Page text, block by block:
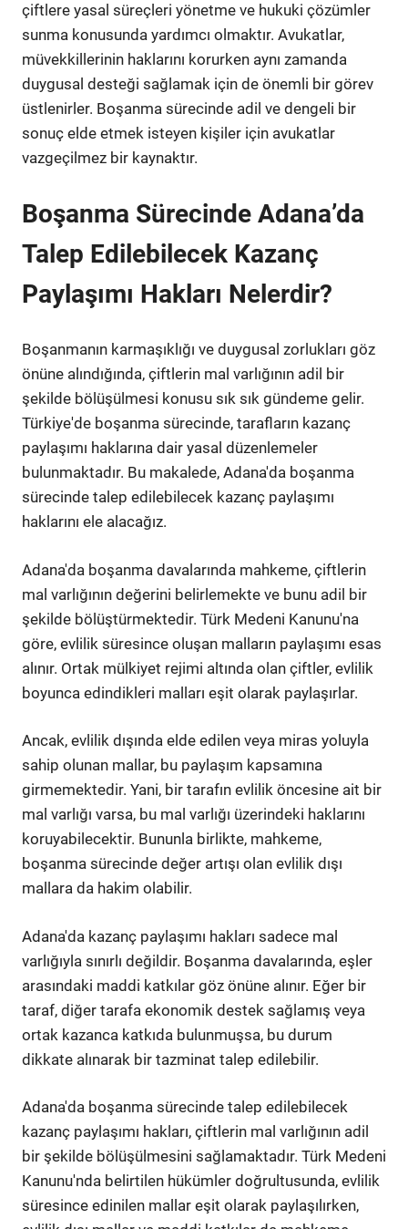
çiftlere yasal süreçleri yönetme ve hukuki çözümler
sunma konusunda yardımcı olmaktır. Avukatlar,
müvekkillerinin haklarını korurken aynı zamanda
duygusal desteği sağlamak için de önemli bir görev
üstlenirler. Boşanma sürecinde adil ve dengeli bir
sonuç elde etmek isteyen kişiler için avukatlar
vazgeçilmez bir kaynaktır.
Boşanma Sürecinde Adana’da
Talep Edilebilecek Kazanç
Paylaşımı Hakları Nelerdir?
Boşanmanın karmaşıklığı ve duygusal zorlukları göz
önüne alındığında, çiftlerin mal varlığının adil bir
şekilde bölüşülmesi konusu sık sık gündeme gelir.
Türkiye'de boşanma sürecinde, tarafların kazanç
paylaşımı haklarına dair yasal düzenlemeler
bulunmaktadır. Bu makalede, Adana'da boşanma
sürecinde talep edilebilecek kazanç paylaşımı
haklarını ele alacağız.
Adana'da boşanma davalarında mahkeme, çiftlerin
mal varlığının değerini belirlemekte ve bunu adil bir
şekilde bölüştürmektedir. Türk Medeni Kanunu'na
göre, evlilik süresince oluşan malların paylaşımı esas
alınır. Ortak mülkiyet rejimi altında olan çiftler, evlilik
boyunca edindikleri malları eşit olarak paylaşırlar.
Ancak, evlilik dışında elde edilen veya miras yoluyla
sahip olunan mallar, bu paylaşım kapsamına
girmemektedir. Yani, bir tarafın evlilik öncesine ait bir
mal varlığı varsa, bu mal varlığı üzerindeki haklarını
koruyabilecektir. Bununla birlikte, mahkeme,
boşanma sürecinde değer artışı olan evlilik dışı
mallara da hakim olabilir.
Adana'da kazanç paylaşımı hakları sadece mal
varlığıyla sınırlı değildir. Boşanma davalarında, eşler
arasındaki maddi katkılar göz önüne alınır. Eğer bir
taraf, diğer tarafa ekonomik destek sağlamış veya
ortak kazanca katkıda bulunmuşsa, bu durum
dikkate alınarak bir tazminat talep edilebilir.
Adana'da boşanma sürecinde talep edilebilecek
kazanç paylaşımı hakları, çiftlerin mal varlığının adil
bir şekilde bölüşülmesini sağlamaktadır. Türk Medeni
Kanunu'nda belirtilen hükümler doğrultusunda, evlilik
süresince edinilen mallar eşit olarak paylaşılırken,